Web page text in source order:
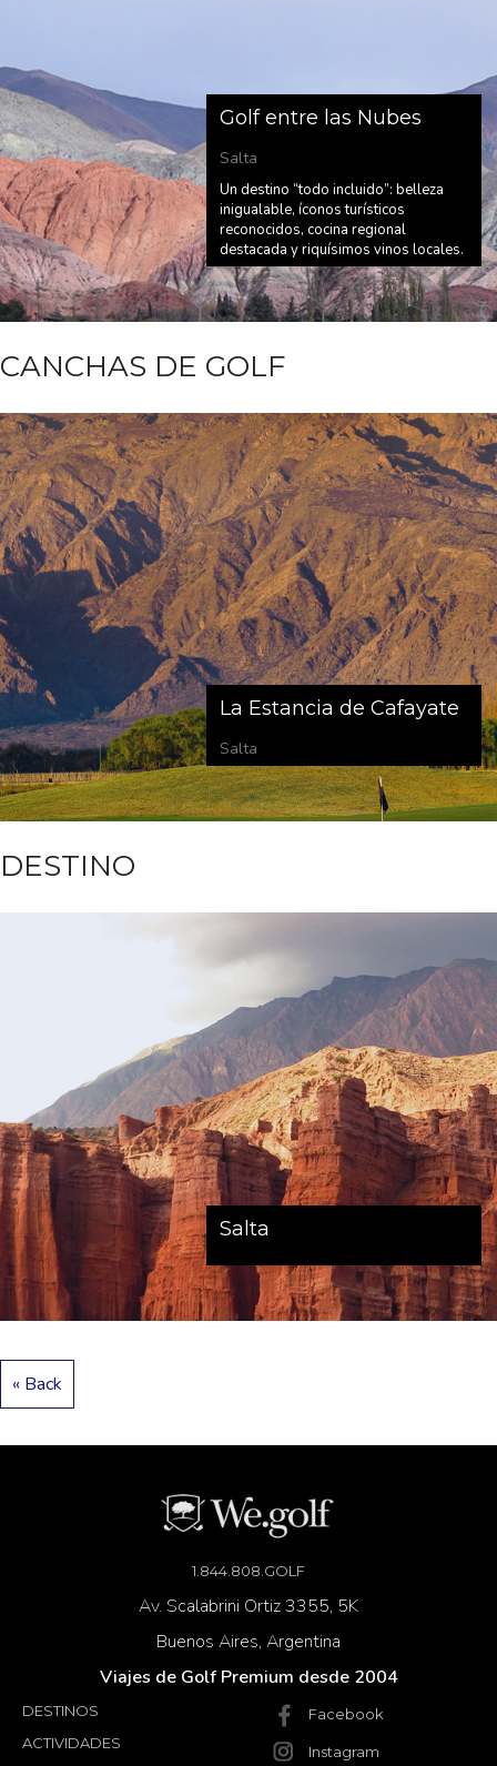
Golf entre las Nubes
Salta
Un destino “todo incluido”: belleza
inigualable, íconos turísticos
reconocidos, cocina regional
destacada y riquísimos vinos locales.
CANCHAS DE GOLF
La Estancia de Cafayate
Salta
DESTINO
Salta
« Back
1.844.808.GOLF
Av. Scalabrini Ortiz 3355, 5K
Buenos Aires, Argentina
Viajes de Golf Premium desde 2004
DESTINOS
ACTIVIDADES
Facebook
Instagram